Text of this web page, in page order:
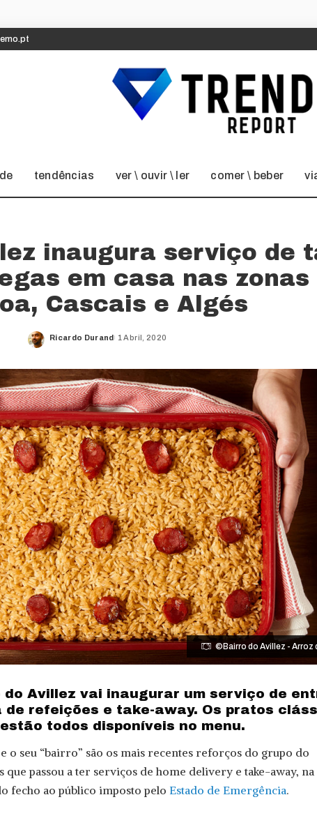
tendências ver \ ouvir \ ler comer \ beber
inaugura serviço de
em casa nas zonas
Cascais e Algés
Posted
Ricardo Durand 1 Abril, 2020
©Bairro do Avillez - Arroz
do Avillez vai inaugurar um serviço de
de refeições e take-away. Os pratos
todos disponíveis no menu.
e o seu “bairro” são os mais recentes reforços do grupo do
que passou a ter serviços de home delivery e take-away, na
fecho ao público imposto pelo Estado de Emergência.